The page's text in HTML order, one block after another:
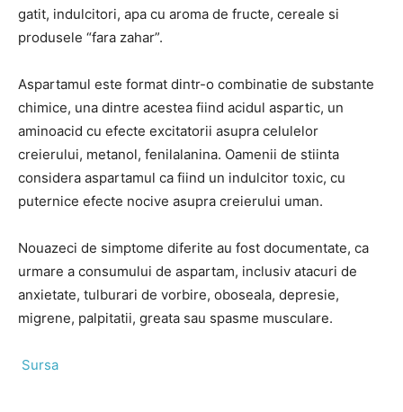
gatit, indulcitori, apa cu aroma de fructe, cereale si
produsele “fara zahar”.
Aspartamul este format dintr-o combinatie de substante
chimice, una dintre acestea fiind acidul aspartic, un
aminoacid cu efecte excitatorii asupra celulelor
creierului, metanol, fenilalanina. Oamenii de stiinta
considera aspartamul ca fiind un indulcitor toxic, cu
puternice efecte nocive asupra creierului uman.
Nouazeci de simptome diferite au fost documentate, ca
urmare a consumului de aspartam, inclusiv atacuri de
anxietate, tulburari de vorbire, oboseala, depresie,
migrene, palpitatii, greata sau spasme musculare.
Sursa